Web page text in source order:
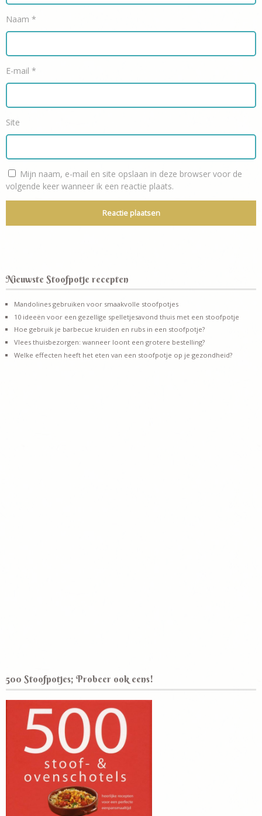
Naam *
E-mail *
Site
Mijn naam, e-mail en site opslaan in deze browser voor de
volgende keer wanneer ik een reactie plaats.
Nieuwste Stoofpotje recepten
Mandolines gebruiken voor smaakvolle stoofpotjes
10 ideeën voor een gezellige spelletjesavond thuis met een stoofpotje
Hoe gebruik je barbecue kruiden en rubs in een stoofpotje?
Vlees thuisbezorgen: wanneer loont een grotere bestelling?
Welke effecten heeft het eten van een stoofpotje op je gezondheid?
500 Stoofpotjes; Probeer ook eens!